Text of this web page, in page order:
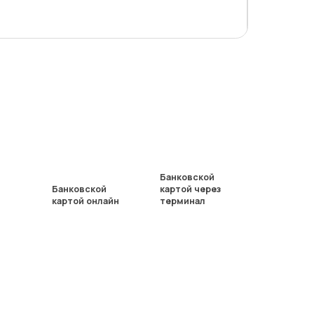
Банковской
картой онлайн
Банковской
картой через
терминал